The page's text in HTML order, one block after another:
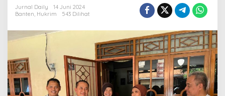
t
H
B
h
a
y
a
Jurnal Daily
14 Juni 2024
Banten Hukrim 543 Dilihat